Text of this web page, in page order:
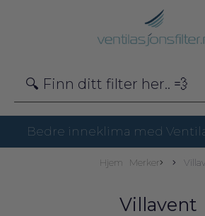
Bedre inneklima med
Hjem Merker
Villavent